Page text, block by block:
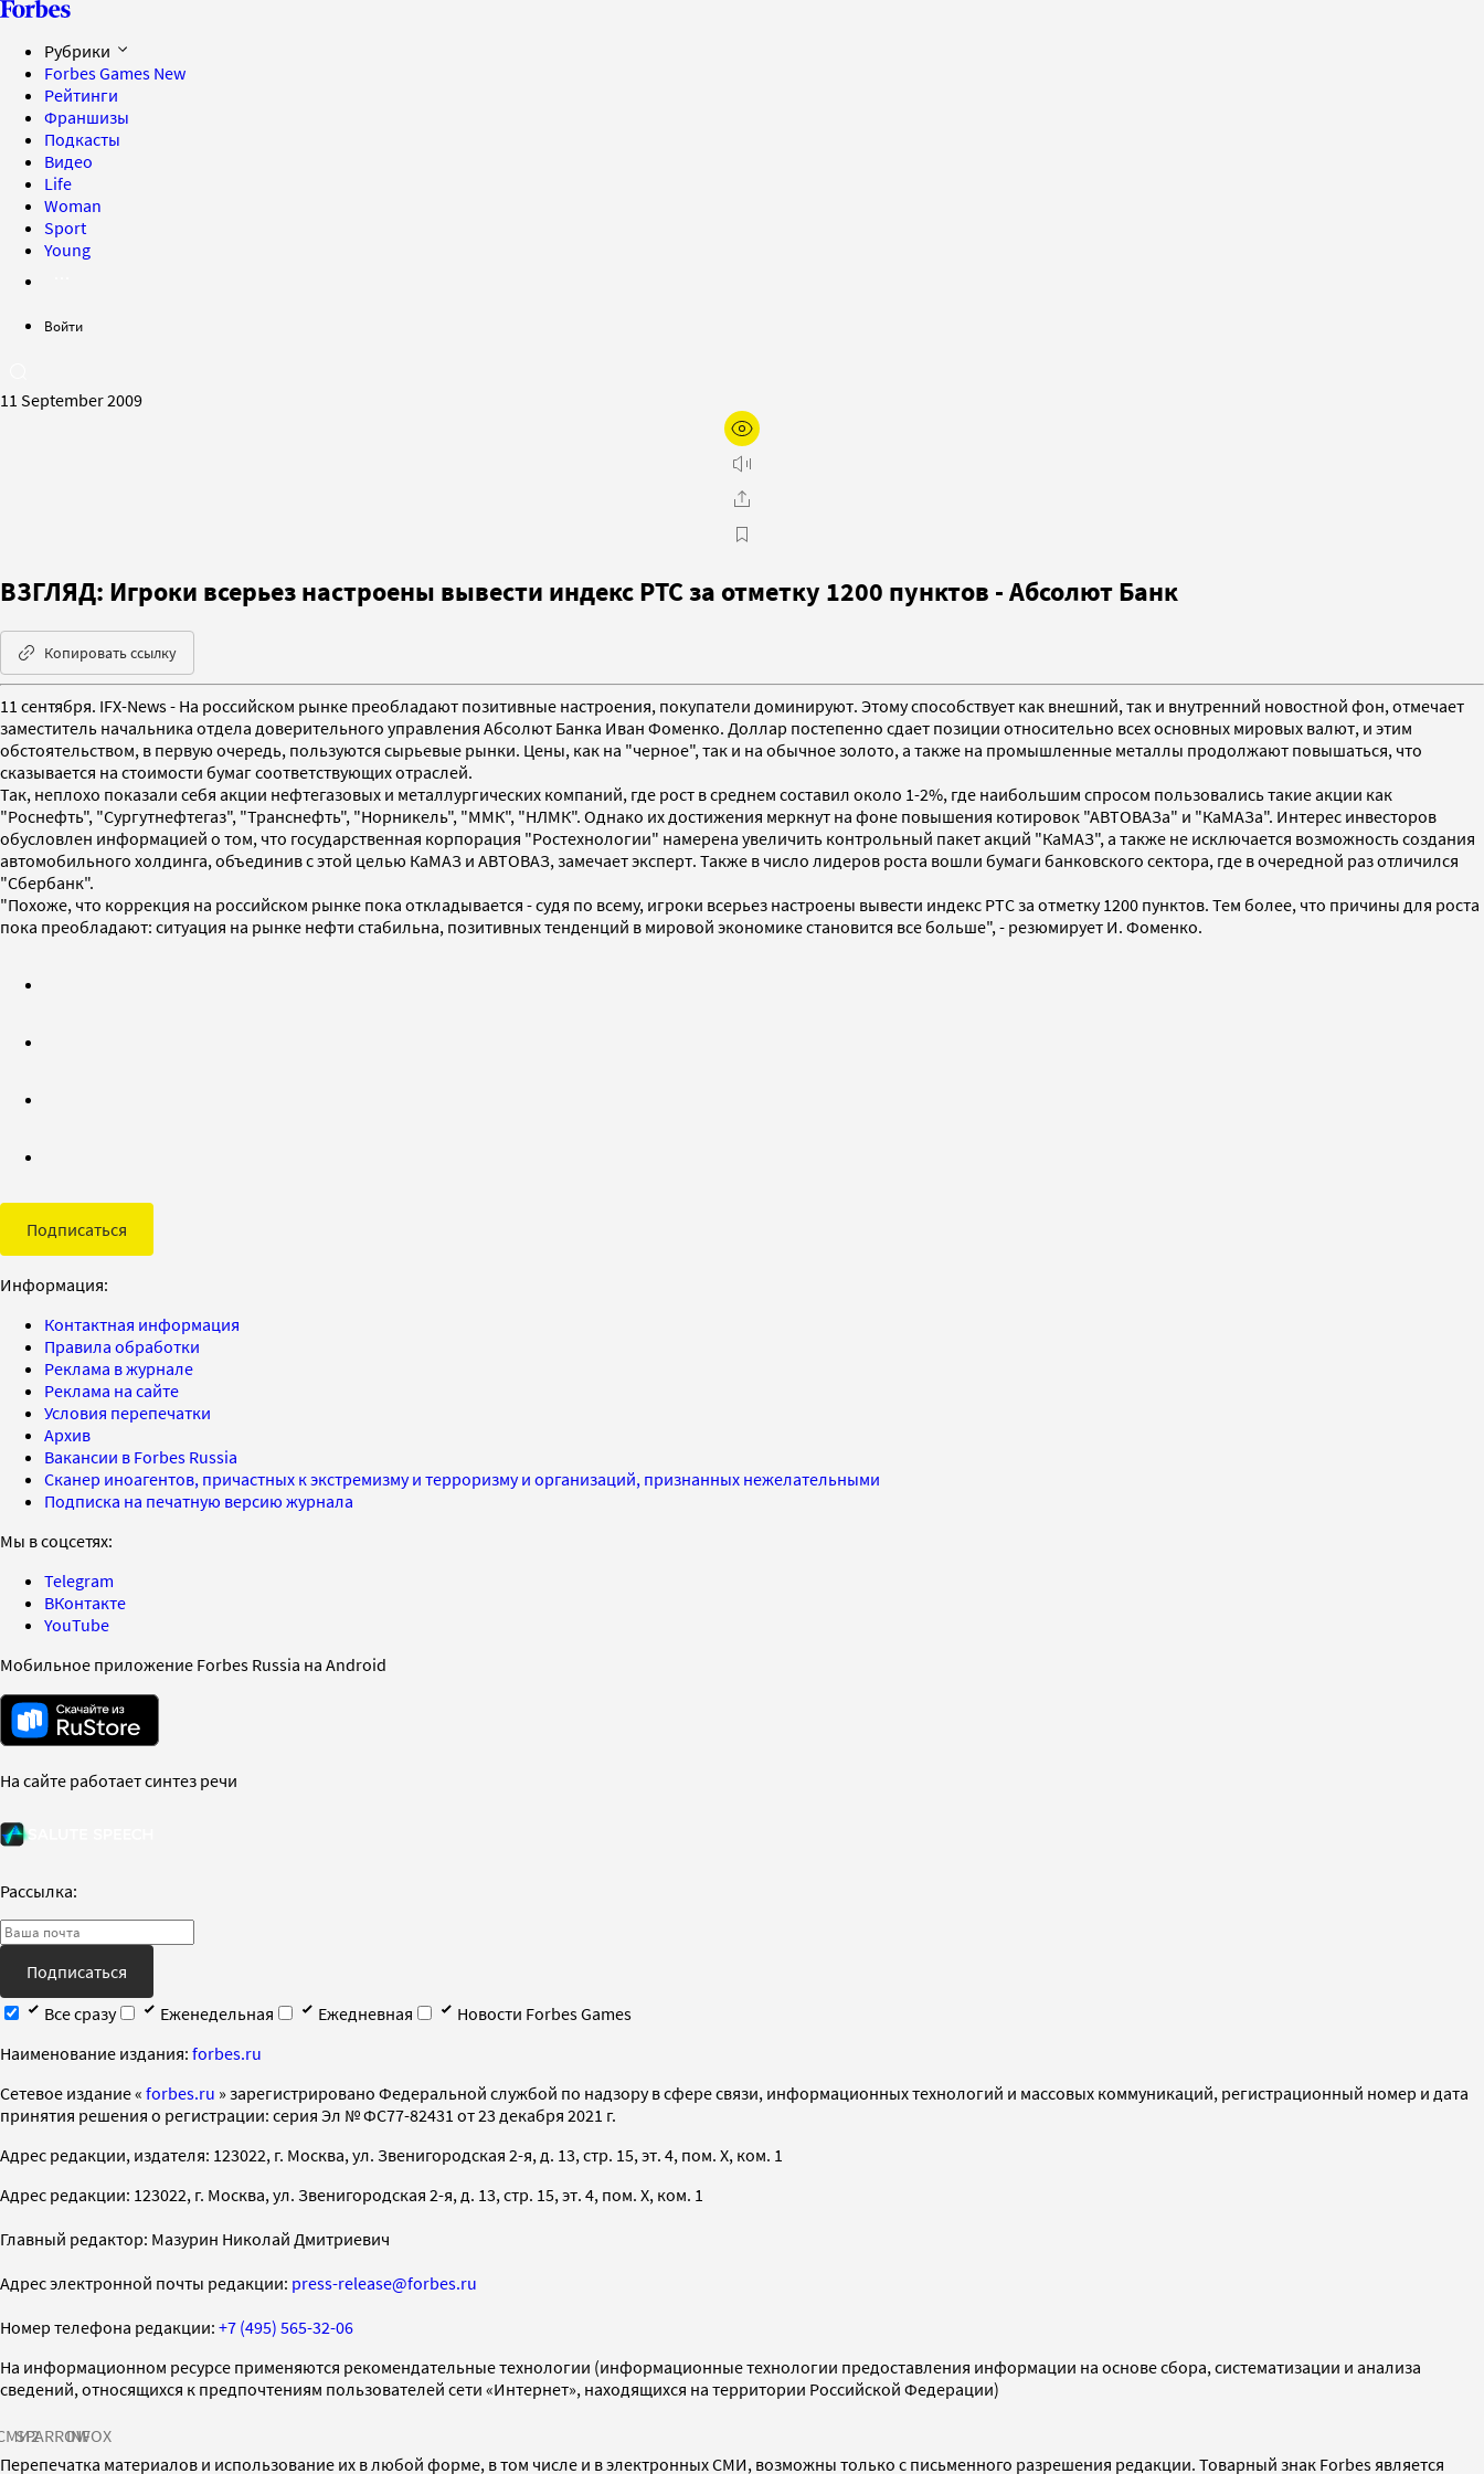
Рубрики
Forbes Games New
Рейтинги
Франшизы
Подкасты
Видео
Life
Woman
Sport
Young
Войти
11 September 2009
ВЗГЛЯД: Игроки всерьез настроены вывести индекс РТС за отметку 1200 пунктов - Абсолют Банк
Копировать ссылку
11 сентября. IFX-News - На российском рынке преобладают позитивные настроения, покупатели доминируют. Этому способствует как внешний, так и внутренний новостной фон, отмечает
заместитель начальника отдела доверительного управления Абсолют Банка Иван Фоменко. Доллар постепенно сдает позиции относительно всех основных мировых валют, и этим
обстоятельством, в первую очередь, пользуются сырьевые рынки. Цены, как на "черное", так и на обычное золото, а также на промышленные металлы продолжают повышаться, что
сказывается на стоимости бумаг соответствующих отраслей.
Так, неплохо показали себя акции нефтегазовых и металлургических компаний, где рост в среднем составил около 1-2%, где наибольшим спросом пользовались такие акции как
"Роснефть", "Сургутнефтегаз", "Транснефть", "Норникель", "ММК", "НЛМК". Однако их достижения меркнут на фоне повышения котировок "АВТОВАЗа" и "КаМАЗа". Интерес инвесторов
обусловлен информацией о том, что государственная корпорация "Ростехнологии" намерена увеличить контрольный пакет акций "КаМАЗ", а также не исключается возможность создания
автомобильного холдинга, объединив с этой целью КаМАЗ и АВТОВАЗ, замечает эксперт. Также в число лидеров роста вошли бумаги банковского сектора, где в очередной раз отличился
"Сбербанк".
"Похоже, что коррекция на российском рынке пока откладывается - судя по всему, игроки всерьез настроены вывести индекс РТС за отметку 1200 пунктов. Тем более, что причины для роста
пока преобладают: ситуация на рынке нефти стабильна, позитивных тенденций в мировой экономике становится все больше", - резюмирует И. Фоменко.
Подписаться
Информация:
Контактная информация
Правила обработки
Реклама в журнале
Реклама на сайте
Условия перепечатки
Архив
Вакансии в Forbes Russia
Сканер иноагентов, причастных к экстремизму и терроризму и организаций, признанных нежелательными
Подписка на печатную версию журнала
Мы в соцсетях:
Telegram
ВКонтакте
YouTube
Мобильное приложение Forbes Russia на Android
На сайте работает синтез речи
Рассылка:
Подписаться
Все сразу
Еженедельная Ежедневная
Новости Forbes Games
Наименование издания: forbes.ru
Cетевое издание « forbes.ru » зарегистрировано Федеральной службой по надзору в сфере связи, информационных технологий и массовых коммуникаций, регистрационный номер и дата
принятия решения о регистрации: серия Эл № ФС77-82431 от 23 декабря 2021 г.
Адрес редакции, издателя: 123022, г. Москва, ул. Звенигородская 2-я, д. 13, стр. 15, эт. 4, пом. X, ком. 1
Адрес редакции: 123022, г. Москва, ул. Звенигородская 2-я, д. 13, стр. 15, эт. 4, пом. X, ком. 1
Главный редактор: Мазурин Николай Дмитриевич
Адрес электронной почты редакции: press-release@forbes.ru
Номер телефона редакции: +7 (495) 565-32-06
На информационном ресурсе применяются рекомендательные технологии (информационные технологии предоставления информации на основе сбора, систематизации и анализа
сведений, относящихся к предпочтениям пользователей сети «Интернет», находящихся на территории Российской Федерации)
SPARROWINFOX
Перепечатка материалов и использование их в любой форме, в том числе и в электронных СМИ, возможны только с письменного разрешения редакции. Товарный знак Forbes является